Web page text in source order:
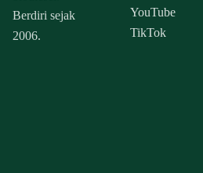
Berdiri sejak
2006.
YouTube
TikTok